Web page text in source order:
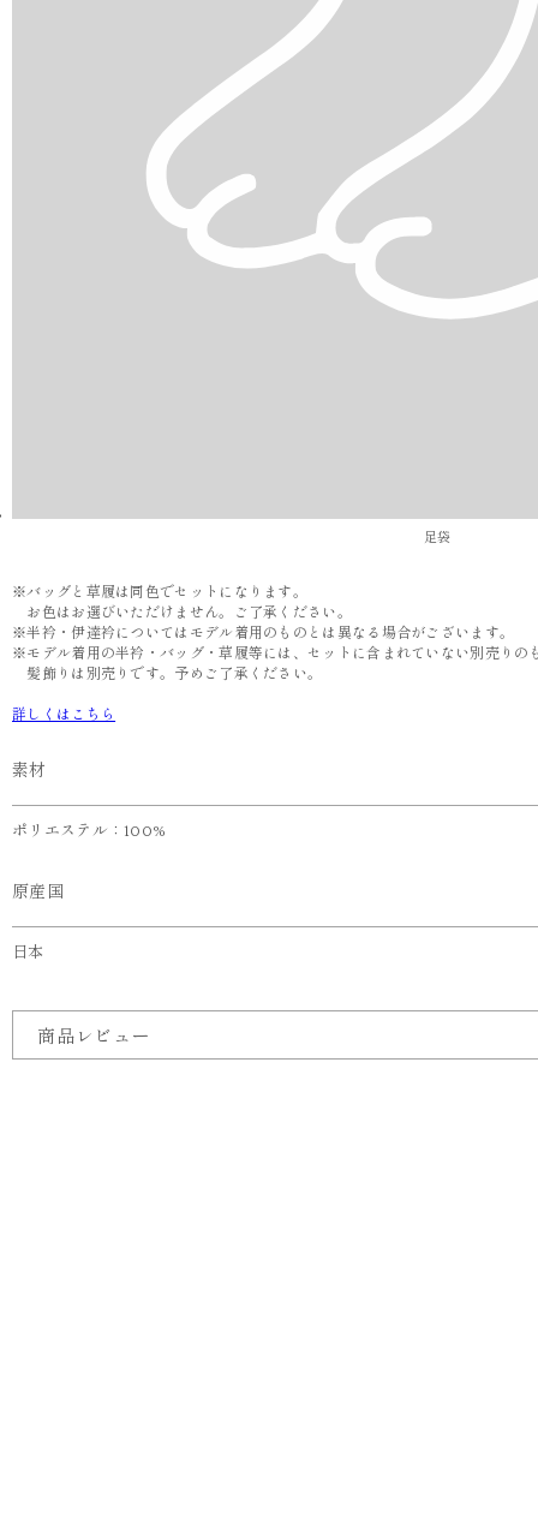
足袋
※バッグと草履は同色でセットになります。
お色はお選びいただけません。ご了承ください。
※半衿・伊達衿についてはモデル着用のものとは異なる場合がございます。
※モデル着用の半衿・バッグ・草履等には、セットに含まれていない別売りの
髪飾りは別売りです。予めご了承ください。
詳しくはこちら
素材
ポリエステル：100%
原産国
日本
商品レビュー